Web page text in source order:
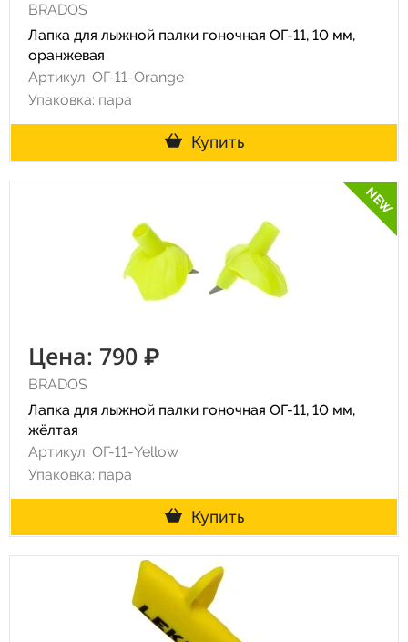
BRADOS
Лапка для лыжной палки гоночная ОГ-11, 10 мм,
оранжевая
Артикул: ОГ-11-Orange
Упаковка: пара
Купить
NEW
Цена: 790 ₽
BRADOS
Лапка для лыжной палки гоночная ОГ-11, 10 мм,
жёлтая
Артикул: ОГ-11-Yellow
Упаковка: пара
Купить